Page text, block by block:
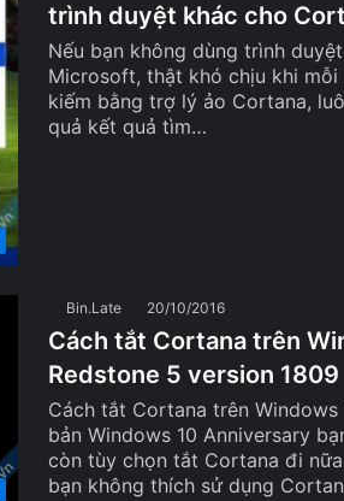
trình duyệt khác cho
Nếu bạn không dùng trình
Microsoft, thật khó chịu khi mỗi
kiếm bằng trợ lý ảo Cortana,
quả kết quả tìm…
Bin.Late 20/10/2016
Cách tắt Cortana trên
Redstone 5 version 1809
Cách tắt Cortana trên Windows
bản Windows 10 Anniversary
còn tùy chọn tắt Cortana đi
bạn không thích sử dụng